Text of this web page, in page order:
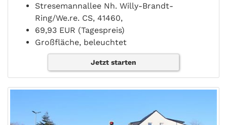
Stresemannallee Nh. Willy-Brandt-
Ring/We.re. CS, 41460,
69,93 EUR (Tagespreis)
Großfläche, beleuchtet
Jetzt starten